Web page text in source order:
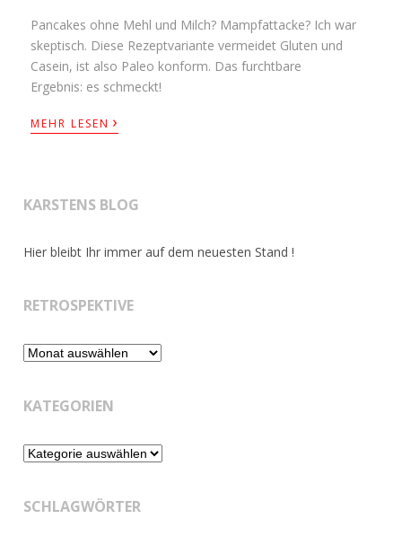
Pancakes ohne Mehl und Milch? Mampfattacke? Ich war
skeptisch. Diese Rezeptvariante vermeidet Gluten und
Casein, ist also Paleo konform. Das furchtbare
Ergebnis: es schmeckt!
MEHR LESEN ›
KARSTENS BLOG
Hier bleibt Ihr immer auf dem neuesten Stand !
RETROSPEKTIVE
Retrospektive
KATEGORIEN
Kategorien
SCHLAGWÖRTER